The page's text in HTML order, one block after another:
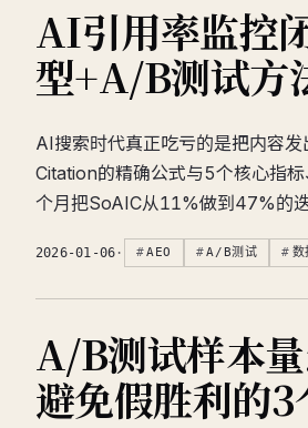
AI引用率监控
型+A/B测试方
AI搜索时代真正吃亏的是把内容
Citation的精确公式与5个核心指
个月把SoAIC从11%做到47%的
2026-01-06 · AEO A/B测试 数
A/B测试样本
避免假胜利的3